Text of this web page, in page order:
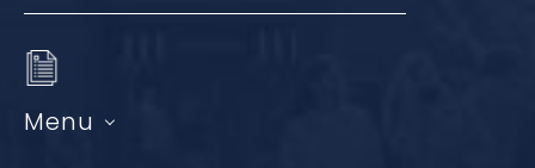
Menu